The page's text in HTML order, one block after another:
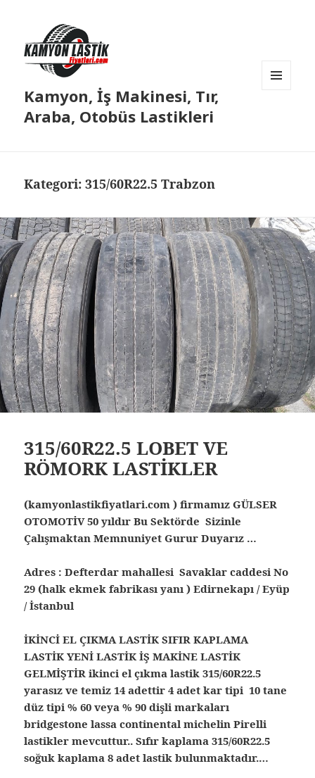
Kamyon, İş Makinesi, Tır,
Araba, Otobüs Lastikleri
Kategori:315/60R22.5 Trabzon
315/60R22.5 LOBET VE
RÖMORK LASTİKLER
(kamyonlastikfiyatlari.com ) firmamız GÜLSER
OTOMOTİV 50 yıldır Bu Sektörde Sizinle
Çalışmaktan Memnuniyet Gurur Duyarız …
Adres : Defterdar mahallesi Savaklar caddesi No
29 (halk ekmek fabrikası yanı ) Edirnekapı / Eyüp
/ İstanbul
İKİNCİ EL ÇIKMA LASTİK SIFIR KAPLAMA
LASTİK YENİ LASTİK İŞ MAKİNE LASTİK
GELMİŞTİR ikinci el çıkma lastik 315/60R22.5
yarasız ve temiz 14 adettir 4 adet kar tipi 10 tane
düz tipi % 60 veya % 90 dişli markaları
bridgestone lassa continental michelin Pirelli
lastikler mevcuttur.. Sıfır kaplama 315/60R22.5
soğuk kaplama 8 adet lastik bulunmaktadır.…